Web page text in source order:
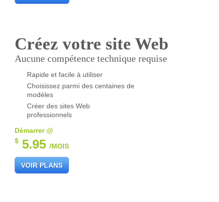
Créez votre site Web
Aucune compétence technique requise
Rapide et facile à utiliser
Choisissez parmi des centaines de
modèles
Créer des sites Web
professionnels
Démarrer @
$ 5.95 /MOIS
VOIR PLANS